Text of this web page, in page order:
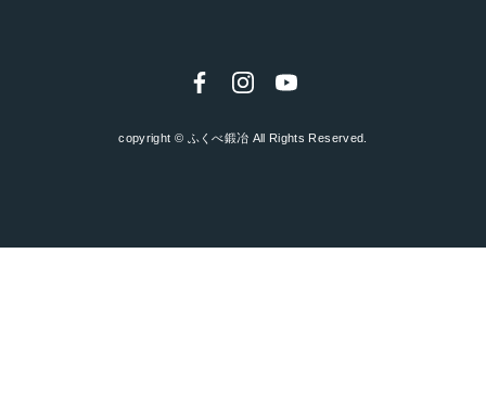
copyright © ふくべ鍛冶 All Rights Reserved.